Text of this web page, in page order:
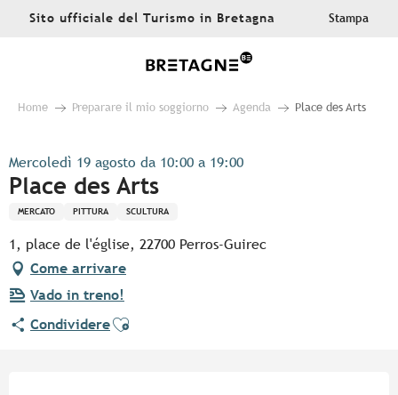
AllerSito ufficiale del Turismo in Bretagna Stampa
Home Preparare il mio soggiorno Agenda Place des Arts
Mercoledì 19 agosto da 10:00 a 19:00
Place des Arts
MERCATO PITTURA SCULTURA
1, place de l'église, 22700 Perros-Guirec
Come arrivare
Vado in treno!
CondividereAjouter aux favoris